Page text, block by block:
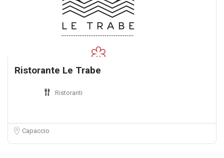
Ristorante Le Trabe
Ristoranti
Capaccio